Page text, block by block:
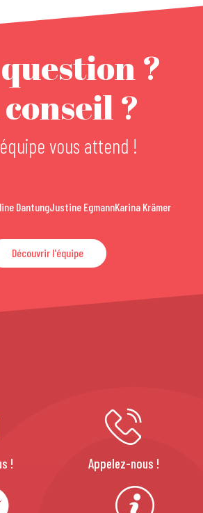
?
?
vous attend !
DantungJustine EgmannKarina Krämer
Découvrir l'équipe
! Appelez-nous !